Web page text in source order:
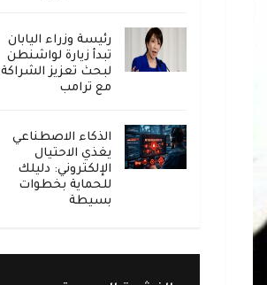
رئيسة وزراء اليابان
تبدأ زيارة لواشنطن
لبحث تعزيز الشراكة
مع ترامب
الذكاء الاصطناعي
يغذي الاحتيال
الإلكتروني: دليلك
للحماية بخطوات
بسيطة